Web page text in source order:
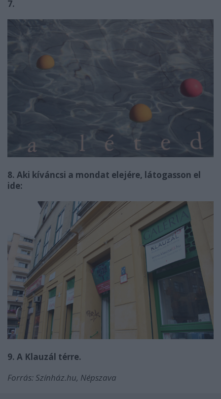
7.
8. Aki kíváncsi a mondat elejére, látogasson el
ide:
9. A Klauzál térre.
Forrás: Színház.hu, Népszava